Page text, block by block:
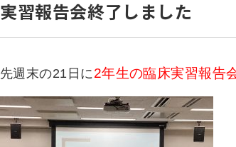
実習報告会終了しました
先週末の21日に2年生の臨床実習報告